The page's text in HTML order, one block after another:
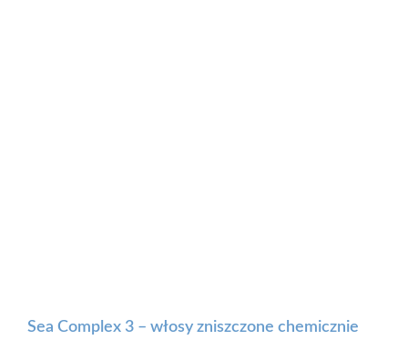
Sea Complex 3 – włosy zniszczone chemicznie